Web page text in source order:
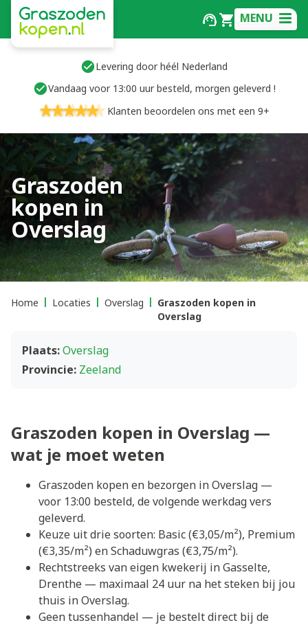
MENU
Levering door héél Nederland
Vandaag voor 13:00 uur besteld, morgen geleverd !
Klanten beoordelen ons met een 9+
Graszoden
kopen in
Overslag
Home Locaties Overslag
Graszoden kopen in
Overslag
Plaats:Overslag
Provincie: Zeeland
Graszoden kopen in Overslag —
wat je moet weten
Graszoden kopen en bezorgen in Overslag —
voor 13:00 besteld, de volgende werkdag vers
geleverd.
Keuze uit drie soorten: Basic (€3,05/m²), Premium
(€3,35/m²) en Schaduwgras (€3,75/m²).
Rechtstreeks van eigen kwekerij in Gasselte,
Drenthe — maximaal 24 uur na het steken bij jou
thuis in Overslag.
Geen tussenhandel — je bestelt direct bij de